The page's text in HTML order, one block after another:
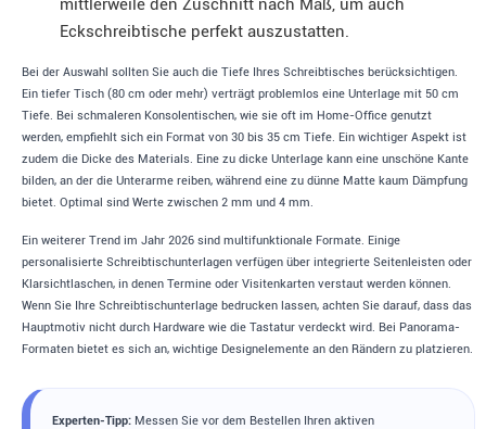
Eckschreibtische perfekt auszustatten.
Bei der Auswahl sollten Sie auch die Tiefe Ihres Schreibtisches berücksichtigen.
Ein tiefer Tisch (80 cm oder mehr) verträgt problemlos eine Unterlage mit 50 cm
Tiefe. Bei schmaleren Konsolentischen, wie sie oft im Home-Office genutzt
werden, empfiehlt sich ein Format von 30 bis 35 cm Tiefe. Ein wichtiger Aspekt ist
zudem die Dicke des Materials. Eine zu dicke Unterlage kann eine unschöne Kante
bilden, an der die Unterarme reiben, während eine zu dünne Matte kaum Dämpfung
bietet. Optimal sind Werte zwischen 2 mm und 4 mm.
Ein weiterer Trend im Jahr 2026 sind multifunktionale Formate. Einige
personalisierte Schreibtischunterlagen verfügen über integrierte Seitenleisten oder
Klarsichtlaschen, in denen Termine oder Visitenkarten verstaut werden können.
Wenn Sie Ihre Schreibtischunterlage bedrucken lassen, achten Sie darauf, dass das
Hauptmotiv nicht durch Hardware wie die Tastatur verdeckt wird. Bei Panorama-
Formaten bietet es sich an, wichtige Designelemente an den Rändern zu platzieren.
Experten-Tipp: Messen Sie vor dem Bestellen Ihren aktiven